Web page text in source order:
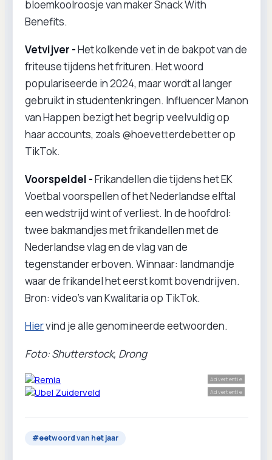
bloemkoolroosje van maker Snack With
Benefits.
Vetvijver -Het kolkende vet in de bakpot van de
friteuse tijdens het frituren. Het woord
populariseerde in 2024, maar wordt al langer
gebruikt in studentenkringen. Influencer Manon
van Happen bezigt het begrip veelvuldig op
haar accounts, zoals @hoevetterdebetter op
TikTok.
Voorspeldel -Frikandellen die tijdens het EK
Voetbal voorspellen of het Nederlandse elftal
een wedstrijd wint of verliest. In de hoofdrol:
twee bakmandjes met frikandellen met de
Nederlandse vlag en de vlag van de
tegenstander erboven. Winnaar: landmandje
waar de frikandel het eerst komt bovendrijven.
Bron: video’s van Kwalitaria op TikTok.
Hiervind je alle genomineerde eetwoorden.
Foto: Shutterstock, Drong
Advertentie
Advertentie
#eetwoord van het jaar